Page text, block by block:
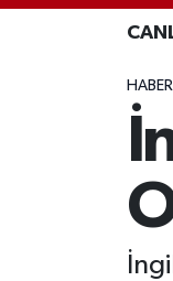
EKONOMİ
MAGAZİN
TEKNOLOJİ
Lefkoşa
Süper Lig
Tüm
Son Dakika
Haber Arşivi